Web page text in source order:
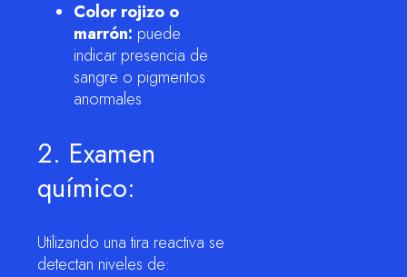
Color rojizo o
marrón: puede
indicar presencia de
sangre o pigmentos
anormales
2. Examen
químico:
Utilizando una tira reactiva se
detectan niveles de: